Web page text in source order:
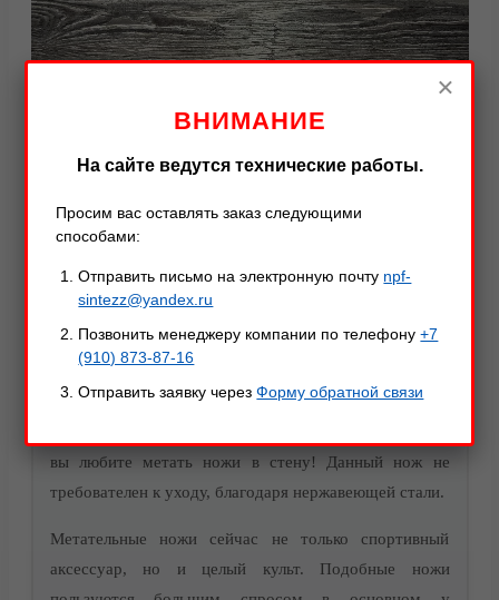
Акции
Описание Характеристики Оставить отзыв
Описание товара
вы любите метать ножи в стену! Данный нож не
требователен к уходу, благодаря нержавеющей стали.
Метательные ножи сейчас не только спортивный
аксессуар, но и целый культ. Подобные ножи
×
ВНИМАНИЕ
На сайте ведутся технические работы.
Просим вас оставлять заказ следующими
способами:
Отправить письмо на электронную почту npf-
sintezz@yandex.ru
Позвонить менеджеру компании по телефону+7
(910) 873-87-16
Отправить заявку черезФорму обратной связи